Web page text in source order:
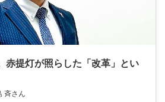
赤提灯が照らした「改革」とい
斉さん